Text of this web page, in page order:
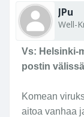
JPu
Well-
Vs: Helsinki-
postin
Komean
aitoa vanhaa